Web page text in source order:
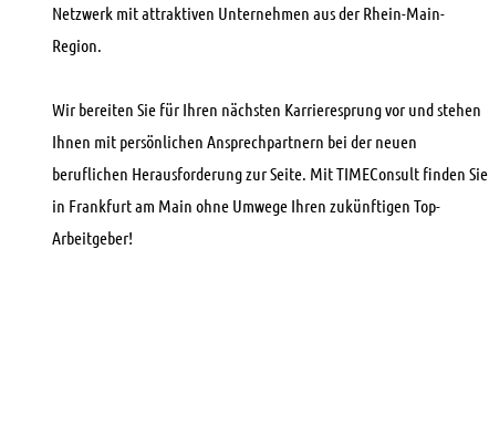
Netzwerk mit attraktiven Unternehmen aus der Rhein-Main-
Region.
Wir bereiten Sie für Ihren nächsten Karrieresprung vor und stehen
Ihnen mit persönlichen Ansprechpartnern bei der neuen
beruflichen Herausforderung zur Seite. Mit TIMEConsult finden Sie
in Frankfurt am Main ohne Umwege Ihren zukünftigen Top-
Arbeitgeber!